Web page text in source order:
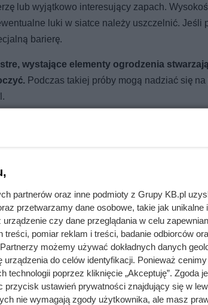
lub wyjątkowo interesujący zapach.
luki w siatce należy uszczelnić. Jeśli
barierę.
wystające elementy ogrodzenia
Podczas takiej próby mogą nadziać się na
z nich kosztuje zdrowie tysięcy zwierząt
ostrzegają przed popularnym błędem
partnerów oraz inne podmioty z Grupy KB.pl
przetwarzamy dane osobowe, takie jak unikalne
urządzenie czy dane przeglądania w celu
pomiar reklam i treści, badanie odbiorców
możemy używać dokładnych danych
do celów identyfikacji. Ponieważ
technologii poprzez kliknięcie „Akceptuję”. Zgoda
przycisk ustawień prywatności znajdujący się w
nie wymagają zgody użytkownika, ale masz